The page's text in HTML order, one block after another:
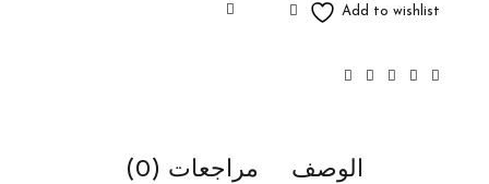
الوصف مراجعات (0)